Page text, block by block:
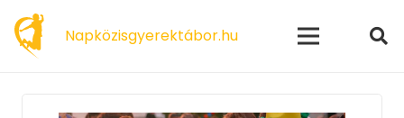
Napközisgyerektábor.hu